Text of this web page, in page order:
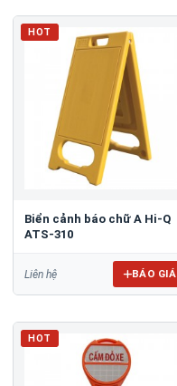
HOT
Biển cảnh báo chữ A Hi-Q
ATS-310
Liên hệ BÁO GIÁ
HOT